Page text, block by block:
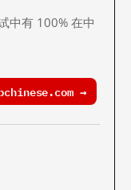
中有 100% 在中
→